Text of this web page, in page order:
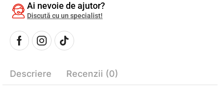
Ai nevoie de ajutor?
Discută cu un specialist!
Descriere Recenzii (0)